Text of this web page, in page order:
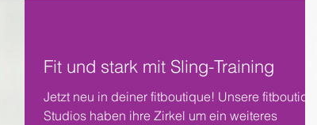
Fit und stark mit Sling-Training
Jetzt neu in deiner fitboutique! Unsere fitboutique
Studios haben ihre Zirkel um ein weiteres